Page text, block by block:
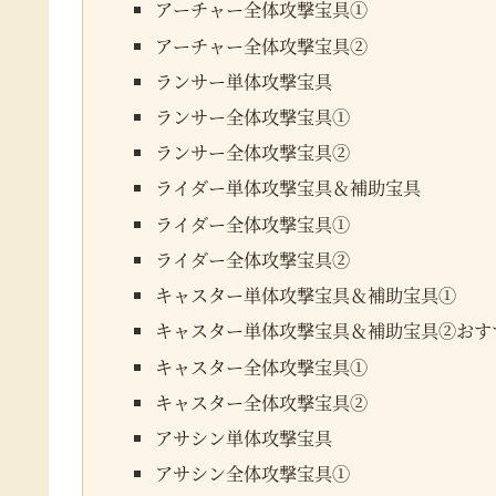
アーチャー全体攻撃宝具①
アーチャー全体攻撃宝具②
ランサー単体攻撃宝具
ランサー全体攻撃宝具①
ランサー全体攻撃宝具②
ライダー単体攻撃宝具＆補助宝具
ライダー全体攻撃宝具①
ライダー全体攻撃宝具②
キャスター単体攻撃宝具＆補助宝具①
キャスター単体攻撃宝具＆補助宝具②おす
キャスター全体攻撃宝具①
キャスター全体攻撃宝具②
アサシン単体攻撃宝具
アサシン全体攻撃宝具①